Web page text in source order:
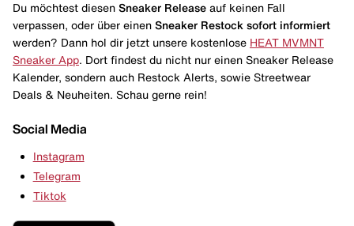
Du möchtest diesen Sneaker Release auf keinen Fall
verpassen, oder über einen Sneaker Restock sofort informiert
werden? Dann hol dir jetzt unsere kostenlose HEAT MVMNT
Sneaker App . Dort findest du nicht nur einen Sneaker Release
Kalender, sondern auch Restock Alerts, sowie Streetwear
Deals & Neuheiten. Schau gerne rein!
Social Media
Instagram
Telegram
Tiktok